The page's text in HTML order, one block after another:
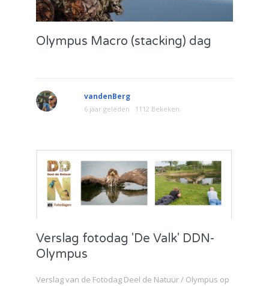
Olympus Macro (stacking) dag
vandenBerg
6 jaar geleden 1112 Bekeken
Verslag fotodag 'De Valk' DDN-
Olympus
Verslag van de Fotodag Deel de Natuur / Olympus op